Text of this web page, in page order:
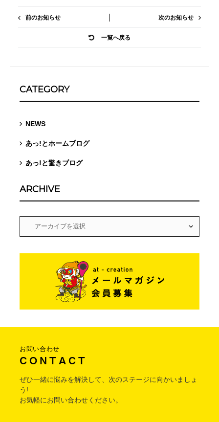
前のお知らせ
一覧へ戻る
次のお知らせ
CATEGORY
NEWS
あっ!とホームブログ
あっ!と驚きブログ
ARCHIVE
お問い合わせ
C O N T A C T
ぜひ一緒に悩みを解決して、次のステージに向かいましょ
う!
お気軽にお問い合わせください。